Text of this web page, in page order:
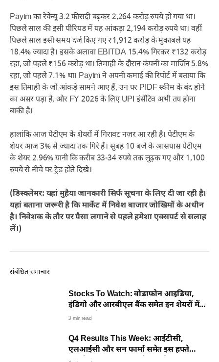
Paytm का रेवेन्यू 3.2 फीसदी बढ़कर 2,264 करोड़ रुपये हो गया था।
पिछले साल की इसी पीरियड में यह आंकड़ा 2,194 करोड़ रुपये था। वहीं
पिछले साल इसी समय दर्ज किए गए ₹1,912 करोड़ के मुकाबले यह
18.4% ज्यादा है। इसके अलावा EBITDA 15.4% गिरकर ₹132 करोड़
रहा, जो पहले ₹156 करोड़ था। तिमाही के दौरान कंपनी का मार्जिन 5.8%
रहा, जो पहले 7.1% था। Paytm ने अपनी कमाई की रिपोर्ट में बताया कि
इस तिमाही के जो आंकड़े सामने आए हैं, उन पर PIDF स्कीम के बंद होने
का असर पड़ा है, और FY 2026 के लिए UPI इंसेंटिव अभी तय होना
बाकी है।
हालांकि आज पेटीएम के शेयरों में गिरावट नजर आ रही है। पेटीएम के
शेयर आज 3% से ज्यादा तक गिरे हैं। सुबह 10 बजे के आसपास पेटीएम
के शेयर 2.96% यानी कि करीब 33-34 रुपये तक लुढ़क गए और 1,100
रुपये से नीचे पर ट्रेड होते दिखे।
(डिस्क्लेमर: यहां मुहैया जानकारी सिर्फ सूचना के लिए दी जा रही है।
यहां बताना जरूरी है कि मार्केट में निवेश बाजार जोखिमों के अधीन
है। निवेशक के तौर पर पैसा लगाने से पहले हमेशा एक्सपर्ट से सलाह
लें।)
संबंधित समाचार
Stocks To Watch: वोडाफोन आइडिया,
इंडिगो और आरबीएल बैंक समेत इन शेयरों में
आज दिखेगी बड़ी हलचल
3 min read
Q4 Results This Week: आईटीसी,
एलआईसी और सन फार्मा समेत इस हफ्ते